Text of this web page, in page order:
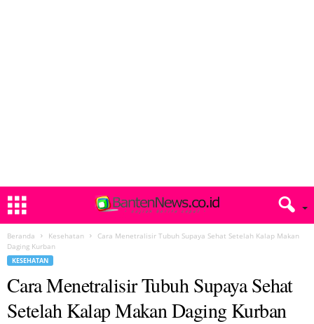
Beranda Kesehatan
Cara Menetralisir Tubuh Supaya Sehat Setelah Kalap Makan
Daging Kurban
KESEHATAN
Cara Menetralisir Tubuh Supaya Sehat
Setelah Kalap Makan Daging Kurban